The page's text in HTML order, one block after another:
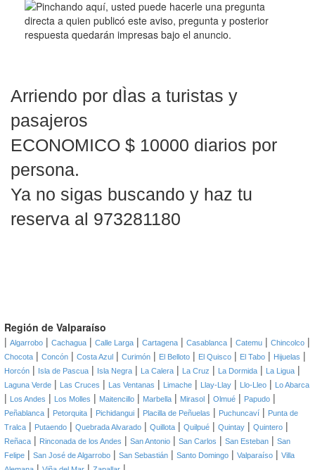
Arriendo por dÌas a turistas y
pasajeros
ECONOMICO $ 10000 diarios por
persona.
Ya no sigas buscando y haz tu
reserva al 973281180
Región de Valparaíso
| Algarrobo | Cachagua | Calle Larga | Cartagena | Casablanca | Catemu | Chincolco |
Chocota | Concón | Costa Azul | Curimón | El Belloto | El Quisco | El Tabo | Hijuelas |
Horcón | Isla de Pascua | Isla Negra | La Calera | La Cruz | La Dormida | La Ligua |
Laguna Verde | Las Cruces | Las Ventanas | Limache | Llay-Llay | Llo-Lleo | Lo Abarca
| Los Andes | Los Molles | Maitencillo | Marbella | Mirasol | Olmué | Papudo |
Peñablanca | Petorquita | Pichidangui | Placilla de Peñuelas | Puchuncaví | Punta de
Tralca | Putaendo | Quebrada Alvarado | Quillota | Quilpué | Quintay | Quintero |
Reñaca | Rinconada de los Andes | San Antonio | San Carlos | San Esteban | San
Felipe | San José de Algarrobo | San Sebastián | Santo Domingo | Valparaíso | Villa